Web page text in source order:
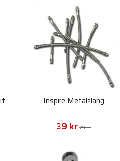
Inspire Metalslang
39 kr 79 kr